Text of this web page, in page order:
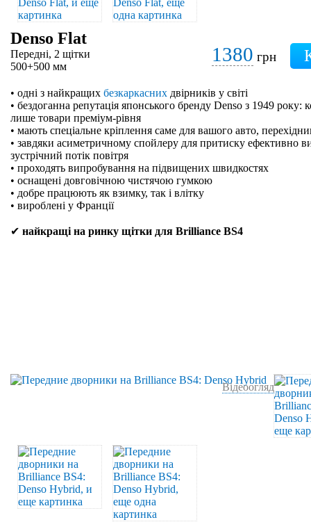
Denso Flat
Передні, 2 щітки
500+500 мм
1380 грн
• одні з найкращих безкаркасних двірників у світі
• бездоганна репутація японського бренду Denso з 1949 року:
лише товари преміум-рівня
• мають спеціальне кріплення саме для вашого авто,
• завдяки асиметричному спойлеру для притиску ефективно
зустрічний потік повітря
• проходять випробування на підвищених швидкостях
• оснащені довговічною чистячою гумкою
• добре працюють як взимку, так і влітку
• вироблені у Франції
✔ найкращі на ринку щітки для Brilliance BS4
Відеоогляд